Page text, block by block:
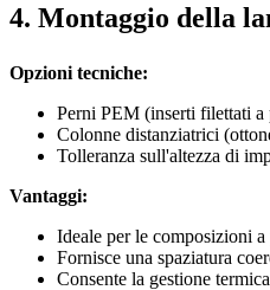
4. Montaggio della
Opzioni tecniche:
Perni PEM (inserti filettati a
Colonne distanziatrici
Tolleranza sull'altezza di
Vantaggi:
Ideale per le composizioni
Fornisce una spaziatura
Consente la gestione termica